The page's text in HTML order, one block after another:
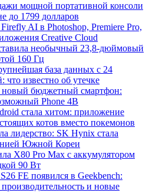
мощной портативной консоли
до 1799 долларов
AI в Photoshop, Premiere Pro,
Creative Cloud
необычный 23,8-дюймовый
160 Гц
база данных с 24
что известно об утечке
новый бюджетный смартфон:
Phone 4B
стала хитом: приложение
котов вместо покемонов
лидерство: SK Hynix стала
Южной Кореи
X80 Pro Max с аккумулятором
90 Вт
FE появился в Geekbench:
и новые